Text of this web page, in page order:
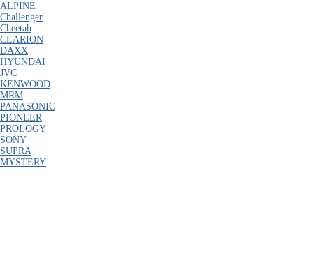
ALPINE
Challenger
Cheetah
CLARION
DAXX
HYUNDAI
JVC
KENWOOD
MRM
PANASONIC
PIONEER
PROLOGY
SONY
SUPRA
МYSTERY